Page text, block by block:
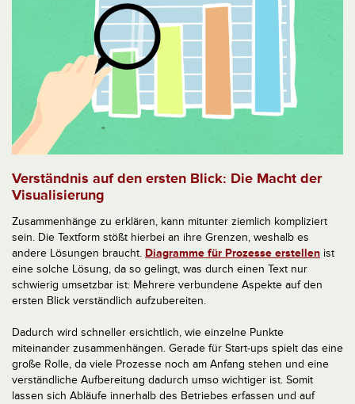
Verständnis auf den ersten Blick: Die Macht der
Visualisierung
Zusammenhänge zu erklären, kann mitunter ziemlich kompliziert
sein. Die Textform stößt hierbei an ihre Grenzen, weshalb es
andere Lösungen braucht. Diagramme für Prozesse erstellen ist
eine solche Lösung, da so gelingt, was durch einen Text nur
schwierig umsetzbar ist: Mehrere verbundene Aspekte auf den
ersten Blick verständlich aufzubereiten.
Dadurch wird schneller ersichtlich, wie einzelne Punkte
miteinander zusammenhängen. Gerade für Start-ups spielt das eine
große Rolle, da viele Prozesse noch am Anfang stehen und eine
verständliche Aufbereitung dadurch umso wichtiger ist. Somit
lassen sich Abläufe innerhalb des Betriebes erfassen und auf